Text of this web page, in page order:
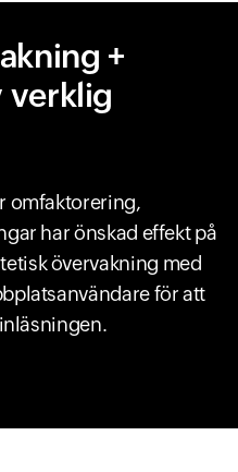
+
verklig
omfaktorering,
har önskad effekt på
övervakning med
för att